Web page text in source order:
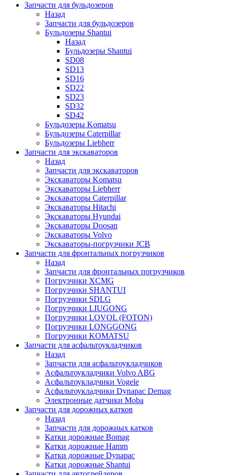
Запчасти для бульдозеров
Назад
Запчасти для бульдозеров
Бульдозеры Shantui
Назад
Бульдозеры Shantui
SD08
SD13
SD16
SD22
SD23
SD32
SD42
Бульдозеры Komatsu
Бульдозеры Caterpillar
Бульдозеры Liebherr
Запчасти для экскаваторов
Назад
Запчасти для экскаваторов
Экскаваторы Komatsu
Экскаваторы Liebherr
Экскаваторы Caterpillar
Экскаваторы Hitachi
Экскаваторы Hyundai
Экскаваторы Doosan
Экскаваторы Volvo
Экскаваторы-погрузчики JCB
Запчасти для фронтальных погрузчиков
Назад
Запчасти для фронтальных погрузчиков
Погрузчики XCMG
Погрузчики SHANTUI
Погрузчики SDLG
Погрузчики LIUGONG
Погрузчики LOVOL (FOTON)
Погрузчики LONGGONG
Погрузчики KOMATSU
Запчасти для асфальтоукладчиков
Назад
Запчасти для асфальтоукладчиков
Асфальтоукладчики Volvo ABG
Асфальтоукладчики Vogele
Асфальтоукладчики Dynapac Demag
Электронные датчики Moba
Запчасти для дорожных катков
Назад
Запчасти для дорожных катков
Катки дорожные Bomag
Катки дорожные Hamm
Катки дорожные Dynapac
Катки дорожные Shantui